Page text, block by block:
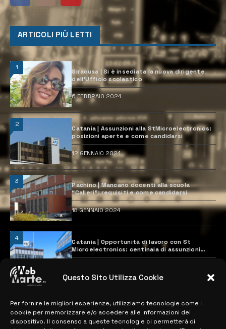
Questo Sito Utilizza Cookie
Per fornire le migliori esperienze, utilizziamo tecnologie come i
cookie per memorizzare e/o accedere alle informazioni del
dispositivo. Il consenso a queste tecnologie ci permetterà di
ARTICOLI PIÙ LETTI
1
Siracusa | Si è insediata la nuova dirigente
dell’Ufficio scolastico
6 FEBBRAIO 2024
2
Catania | Assunzioni alla StMicroelectronics:
posizioni aperte e come candidarsi
12 GENNAIO 2024
3
Pachino | Mancano docenti alla scuola
“Calleri”: requisiti e come candidarsi
18 GENNAIO 2024
4
Catania | Opportunità di lavoro con St
Microelectronics: centinaia di assunzioni
previste
MAPPA DEL SITO